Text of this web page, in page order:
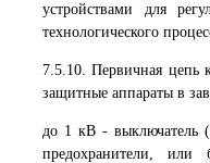
устройствами для
технологического
7.5.10. Первичная цепь
защитные аппараты в
до 1 кВ - выключатель
предохранители, или